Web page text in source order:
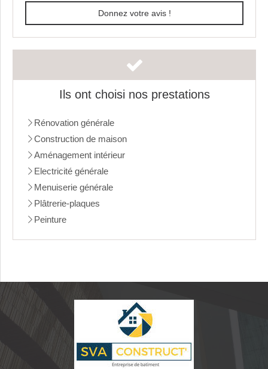
Donnez votre avis !
Ils ont choisi nos prestations
Rénovation générale
Construction de maison
Aménagement intérieur
Electricité générale
Menuiserie générale
Plâtrerie-plaques
Peinture